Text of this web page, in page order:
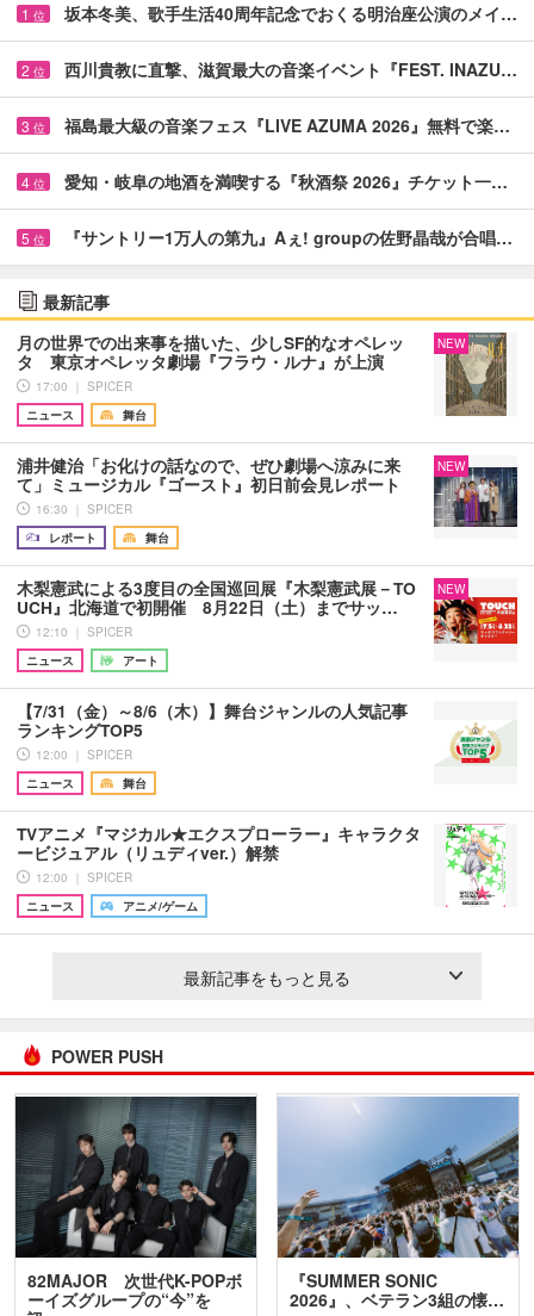
1 位 坂本冬美、歌手生活40周年記念でおくる明治座公演のメイ…
2 位 西川貴教に直撃、滋賀最大の音楽イベント『FEST. INAZU…
3 位 福島最大級の音楽フェス『LIVE AZUMA 2026』無料で楽…
4 位 愛知・岐阜の地酒を満喫する『秋酒祭 2026』チケット一…
5 位 『サントリー1万人の第九』Aぇ! groupの佐野晶哉が合唱…
最新記事
月の世界での出来事を描いた、少しSF的なオペレッ
タ 東京オペレッタ劇場『フラウ・ルナ』が上演
17:00 ｜ SPICER
ニュース
舞台
NEW
浦井健治「お化けの話なので、ぜひ劇場へ涼みに来
て」ミュージカル『ゴースト』初日前会見レポート
16:30 ｜ SPICER
レポート
舞台
NEW
木梨憲武による3度目の全国巡回展『木梨憲武展－TO
UCH』北海道で初開催 8月22日（土）までサッ…
12:10 ｜ SPICER
ニュース
アート
NEW
【7/31（金）～8/6（木）】舞台ジャンルの人気記事
ランキングTOP5
12:00 ｜ SPICER
ニュース
舞台
TVアニメ『マジカル★エクスプローラー』キャラクタ
ービジュアル（リュディver.）解禁
12:00 ｜ SPICER
ニュース
アニメ/ゲーム
最新記事をもっと見る
POWER PUSH
82MAJOR 次世代K-POPボ
ーイズグループの“今”を
『SUMMER SONIC
2026』、ベテラン3組の懐…